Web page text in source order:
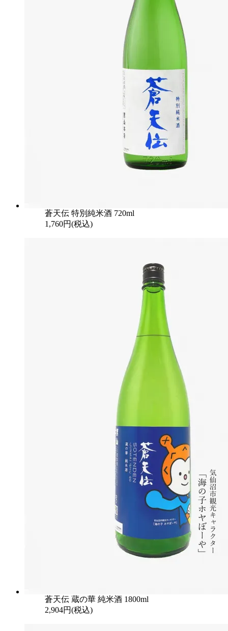
蒼天伝 特別純米酒 720ml
1,760円(税込)
蒼天伝 蔵の華 純米酒 1800ml
2,904円(税込)